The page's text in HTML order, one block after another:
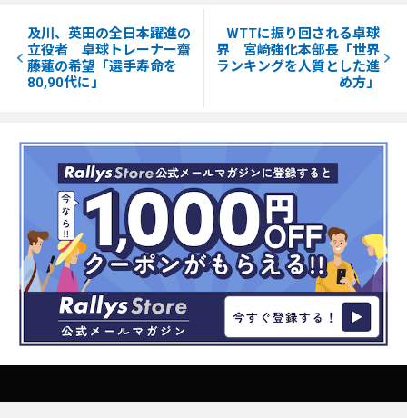
及川、英田の全日本躍進の
立役者 卓球トレーナー齋
藤蓮の希望「選手寿命を
80,90代に」
WTTに振り回される卓球
界 宮﨑強化本部長「世界
ランキングを人質とした進
め方」